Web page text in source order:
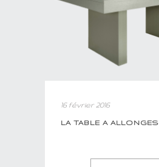
16 février 2016
LA TABLE A ALLONGES